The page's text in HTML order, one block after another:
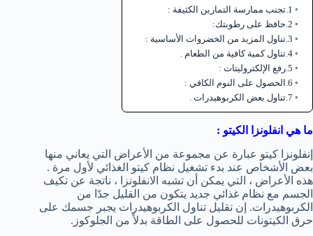
1.تجنب ممارسة التمارين الكثيفة :
2.حافظ على رطوبتك:
3.تناول المزيد من الخضروات الأساسية :
4.تناول كمية كافية من الطعام .
5.رفع الإلكتروليتات :
6.الحصول على النوم الكافي :
7.تناول بعض الكربوهيدرات .
ما هي انفلونزا الكيتو :
إنفلونزا كيتو عبارة عن مجموعة من الأعراض التي يعاني منها
بعض الأشخاص عند بدء تشغيل نظام كيتو الغذائي لأول مرة .
هذه الأعراض ، التي يمكن أن تشبه الانفلونزا ، ناتجة عن تكيف
الجسم مع نظام غذائي جديد يتكون من القليل جدًا من
الكربوهيدرات. إن تقليل تناول الكربوهيدرات يجبر جسمك على
حرق الكيتونات للحصول على الطاقة بدلاً من الجلوكوز.